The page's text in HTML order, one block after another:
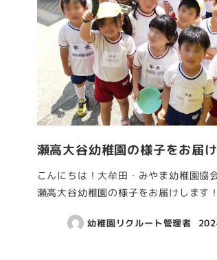
瀬高大谷幼稚園の様子をお届
こんにちは！大牟田・みやま幼稚園協
瀬高大谷幼稚園の様子をお届けしま
幼稚園リクルート管理者